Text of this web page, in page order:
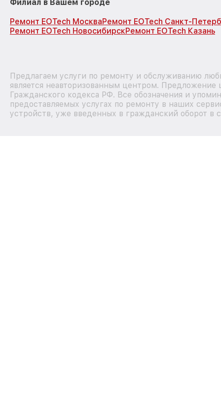
Филиал в Вашем городе
Ремонт EOTech МоскваРемонт EOTech Санкт-
Ремонт EOTech НовосибирскРемонт EOTech Казань
Предлагаем услуги по ремонту и обслуживанию
является неавторизованным центром.
Гражданского кодекса РФ. Все обозначения и
предоставляемых услугах по ремонту в наших
устройств, уже введенных в гражданский оборот в